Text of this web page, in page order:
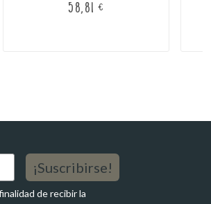
58,81 €
¡Suscribirse!
de recibir la